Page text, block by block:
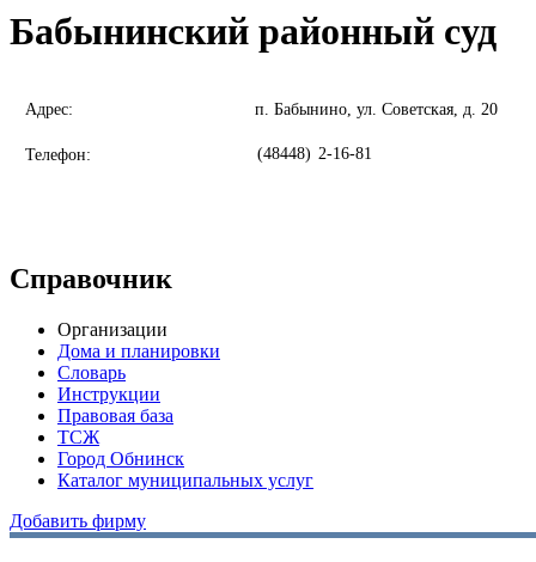
Бабынинский районный суд
Адрес: п. Бабынино, ул. Советская, д. 20
Телефон: (48448) 2-16-81
Справочник
Организации
Дома и планировки
Словарь
Инструкции
Правовая база
ТСЖ
Город Обнинск
Каталог муниципальных услуг
Добавить фирму